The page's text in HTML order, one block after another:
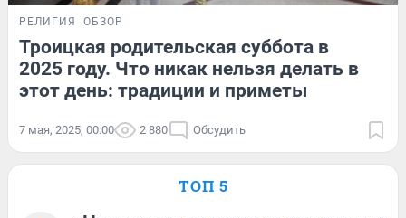
РЕЛИГИЯ ОБЗОР
Троицкая родительская суббота в
2025 году. Что никак нельзя делать в
этот день: традиции и приметы
7 мая, 2025, 00:00 2 880 Обсудить
ТОП 5